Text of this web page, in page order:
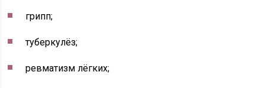
грипп;
туберкулёз;
ревматизм лёгких;